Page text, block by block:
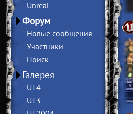
Unreal
Форум
Новые сообщения
Участники
Поиск
Галерея
UT4
UT3